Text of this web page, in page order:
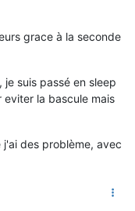
grace à la seconde
suis passé en sleep
la bascule mais
des problème, avec